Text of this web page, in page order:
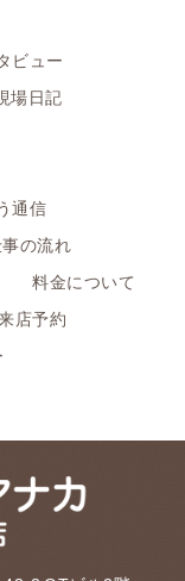
ビュー
場日記
通信
の流れ
料金について
店予約